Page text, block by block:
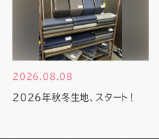
2026.08.08
2026年秋冬生地、スタート！